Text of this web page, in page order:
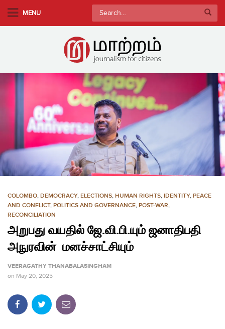
n
MENU
Search
for:
COLOMBO, DEMOCRACY, ELECTIONS, HUMAN RIGHTS, IDENTITY, PEACE
AND CONFLICT, POLITICS AND GOVERNANCE, POST-WAR,
RECONCILIATION
அறுபது வயதில் ஜே.வி.பி.யும் ஜனாதிபதி
அநுரவின் மனச்சாட்சியும்
VEERAGATHY THANABALASINGHAM
on May 20, 2025